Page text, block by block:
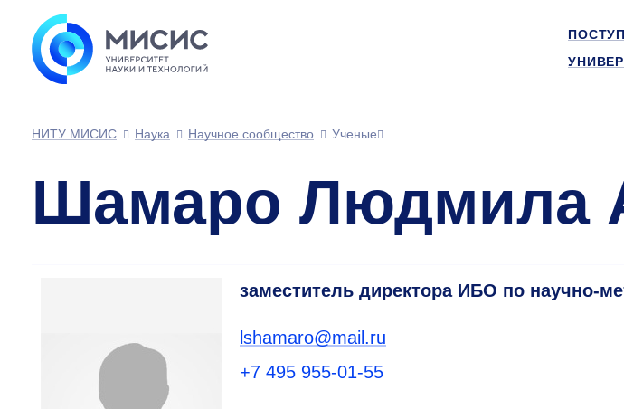
НИТУ МИСИС
Наука Научное сообщество Ученые
Шамаро Людмила
заместитель директора ИБО по научно-
lshamaro@mail.ru
+7 495 955-01-55